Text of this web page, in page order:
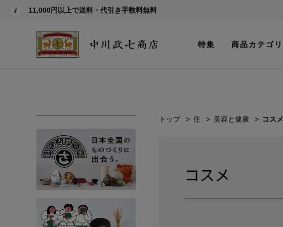
11,000円以上で送料・代引き手数料無料
特集 商品カテゴリ
トップ 住 美容と健康 コスメ
コスメ